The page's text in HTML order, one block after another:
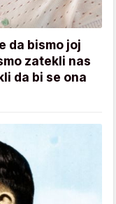
da bismo joj
zatekli nas
da bi se ona